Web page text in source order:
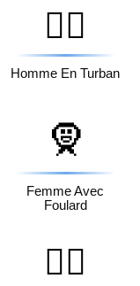
👳‍♂️
Homme En Turban
🧕
Femme Avec
Foulard
🤵‍♀️